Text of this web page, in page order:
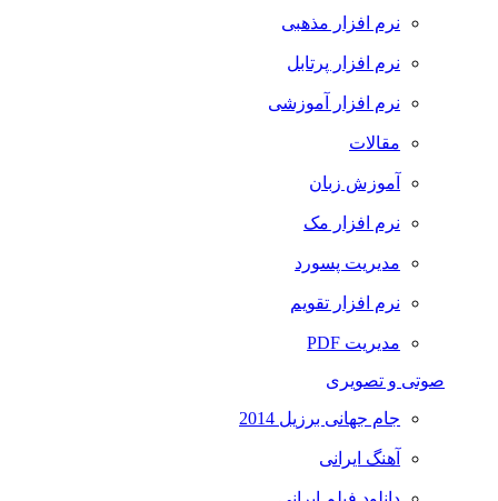
نرم افزار مذهبی
نرم افزار پرتابل
نرم افزار آموزشی
مقالات
آموزش زبان
نرم افزار مک
مدیریت پسورد
نرم افزار تقویم
مدیریت PDF
صوتی و تصویری
جام جهانی برزیل 2014
آهنگ ایرانی